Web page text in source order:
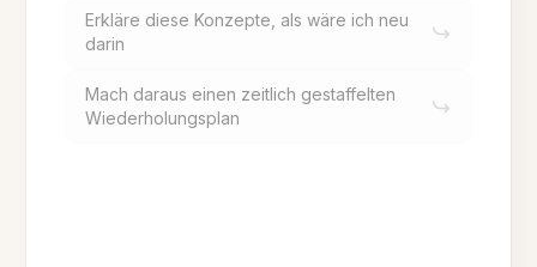
Erkläre diese Konzepte, als wäre ich neu
darin
Mach daraus einen zeitlich gestaffelten
Wiederholungsplan